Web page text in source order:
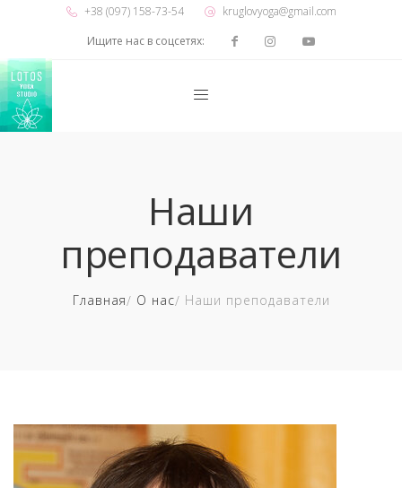
+38 (097) 158-73-54
kruglovyoga@gmail.com
Ищите нас в соцсетях:
Наши
преподаватели
Главная О нас Наши преподаватели